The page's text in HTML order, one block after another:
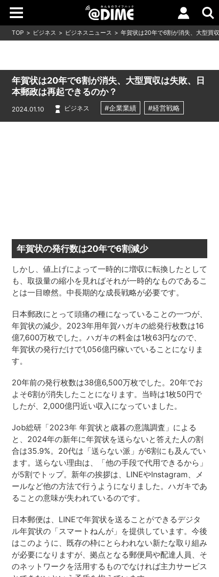
TOP ビジネス ビジネスニュース 年賀状は20年で6割が消失、大型買
年賀状は20年で6割が消失、大型買収は失敗、日
本郵政は再起できるのか？
2024.01.10 ビジネス #企業業績 #経営戦略
年賀状の発行数は20年で6割減少
しかし、値上げによって一時的に増収に転換したとして
も、取扱量の縮小を見ればそれが一時的なものであるこ
とは一目瞭然。中長期的な成長戦略が必要です。
日本郵政にとって頭痛の種になっていることの一つが、
年賀状の減少。2023年用年賀ハガキの総発行枚数は16
億7,600万枚でした。ハガキの料金は1枚63円なので、
年賀状の発行だけで1,056億円稼いでいることになりま
す。
20年前の発行枚数は38億6,500万枚でした。20年でお
よそ6割が消失したことになります。当時は1枚50円で
したが、2,000億円近い収入になっていました。
Job総研「2023年 年賀状と歳暮の意識調査」による
と、2024年の新年に年賀状を送らないと答えた人の割
合は35.9%。20代は「送らない派」が6割にも及んでい
ます。送らない理由は、「他の手段で代用できるから」
が5割でトップ。新年の挨拶は、LINEやInstagram、メ
ールなど他の方法で行うようになりました。ハガキであ
ることの意味が失われているのです。
日本郵便は、LINEで年賀状を送ることができるデジタ
ル年賀状の「スマートねんが」を提供しています。今後
はこのように、既存の枠にとらわれない新たな取り組み
が必要になりますが、拠点となる郵便局や配達人員、そ
のネットワークを活用するものでなければ主力サービス